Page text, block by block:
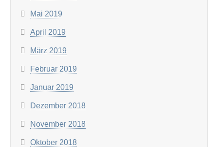
Mai 2019
April 2019
März 2019
Februar 2019
Januar 2019
Dezember 2018
November 2018
Oktober 2018